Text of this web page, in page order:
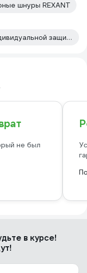
шнуры REXANT
Спецодежда обувь и средства индивидуальной защиты Rexant
не был
в курсе!